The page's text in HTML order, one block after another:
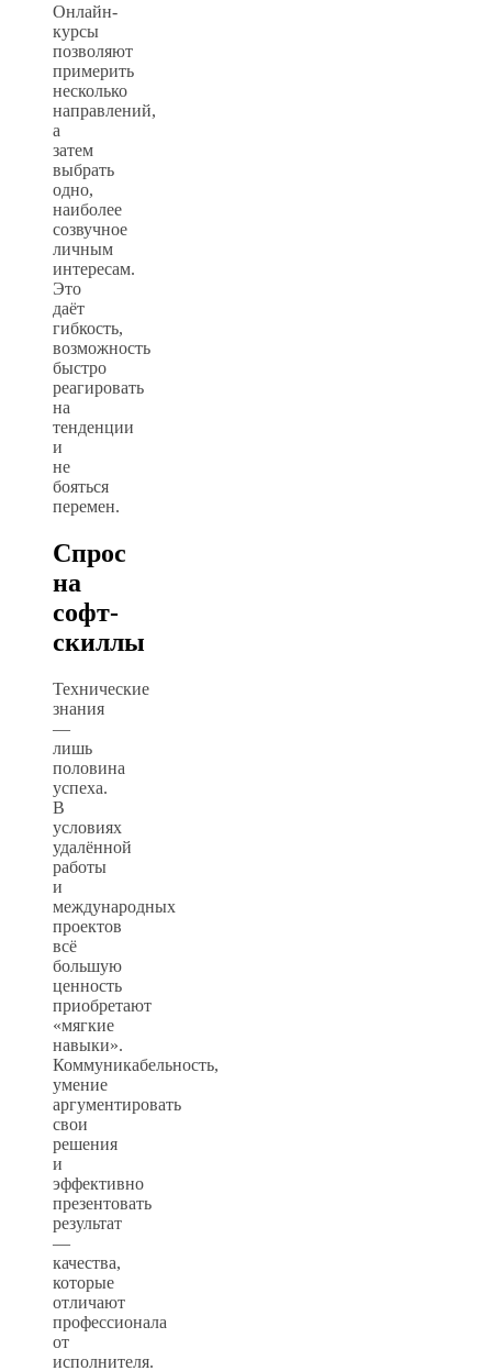
Онлайн-
курсы
позволяют
примерить
несколько
направлений,
а
затем
выбрать
одно,
наиболее
созвучное
личным
интересам.
Это
даёт
гибкость,
возможность
быстро
реагировать
на
тенденции
и
не
бояться
перемен.
Спрос
на
софт-
скиллы
Технические
знания
—
лишь
половина
успеха.
В
условиях
удалённой
работы
и
международных
проектов
всё
большую
ценность
приобретают
«мягкие
навыки».
Коммуникабельность,
умение
аргументировать
свои
решения
и
эффективно
презентовать
результат
—
качества,
которые
отличают
профессионала
от
исполнителя.